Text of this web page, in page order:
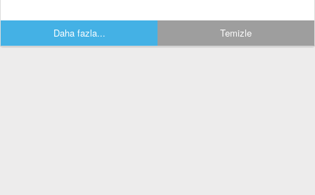
Daha fazla... Temizle